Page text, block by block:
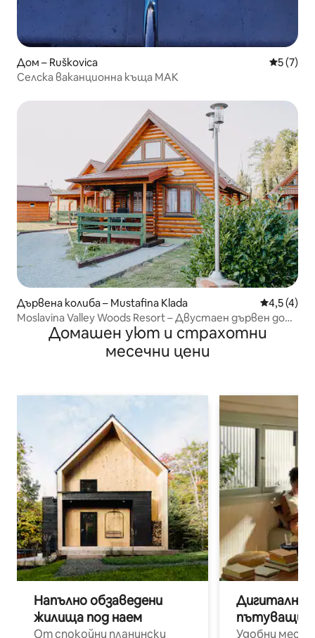
Дом – Ruškovica Средна
5 (7)
Селска ваканционна къща MAK
Дървена колиба – Mustafina Klada Средна
4,5 (4)
Moslavina Valley Woods Resort – Двустаен дървен дом
Домашен уют и страхотни
месечни цени
Напълно обзаведени
жилища под наем
От спокойни планински
Дигитални
пътуващи
Удобни